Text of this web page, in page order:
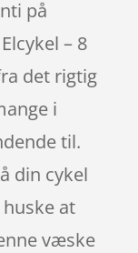
på
– 8
det rigtig
i
til.
din cykel
at
væske